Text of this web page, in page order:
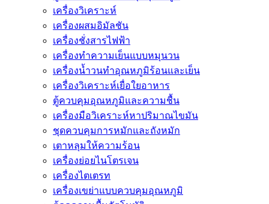
เครื่องวิเคราะห์
เครื่องผสมอิมัลชัน
เครื่องชั่งสารไฟฟ้า
เครื่องทำความเย็นแบบหมุนวน
เครื่องน้ำวนทำอุณหภูมิร้อนและเย็น
เครื่องวิเคราะห์เยื่อใยอาหาร
ตู้ควบคุมอุณหภูมิและความชื้น
เครื่องมือวิเคราะห์หาปริมาณไขมัน
ชุดควบคุมการหมักและถังหมัก
เตาหลุมให้ความร้อน
เครื่องย่อยไนโตรเจน
เครื่องไตเตรท
เครื่องเขย่าแบบควบคุมอุณหภูมิ